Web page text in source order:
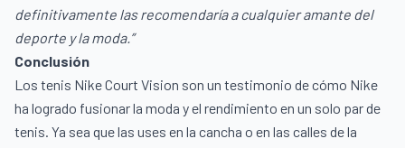
definitivamente las recomendaría a cualquier amante del
deporte y la moda.”
Conclusión
Los tenis Nike Court Vision son un testimonio de cómo Nike
ha logrado fusionar la moda y el rendimiento en un solo par de
tenis. Ya sea que las uses en la cancha o en las calles de la